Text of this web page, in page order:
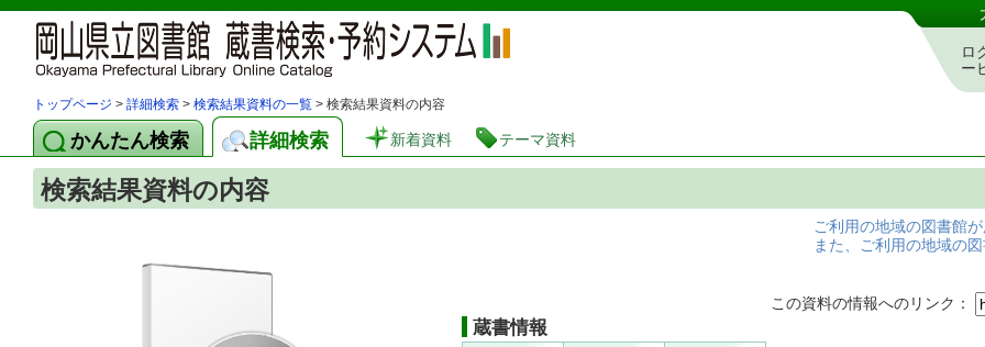
岡山県立図書館 蔵書検索・予約システム
ロ
ー
トップページ > 詳細検索 > 検索結果資料の一覧 > 検索結果資料の内容
かんたん検索 詳細検索 新着資料 テーマ資料
検索結果資料の内容
ご利用の地域の図書館
また、ご利用の地域の
この資料の情報へのリンク：
蔵書情報